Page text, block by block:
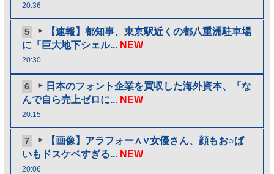
20:36
5
【速報】都知事、東京駅近くの都八重洲駐車場
に「巨大地下シェル... NEW
20:30
6
日本のフォント企業を買収した海外資本、「な
んで自ら売上ゼロに... NEW
20:15
7
【画像】アラフォー∧∨女優さん、顔もお○ぱ
いもドスケベすぎる... NEW
20:06